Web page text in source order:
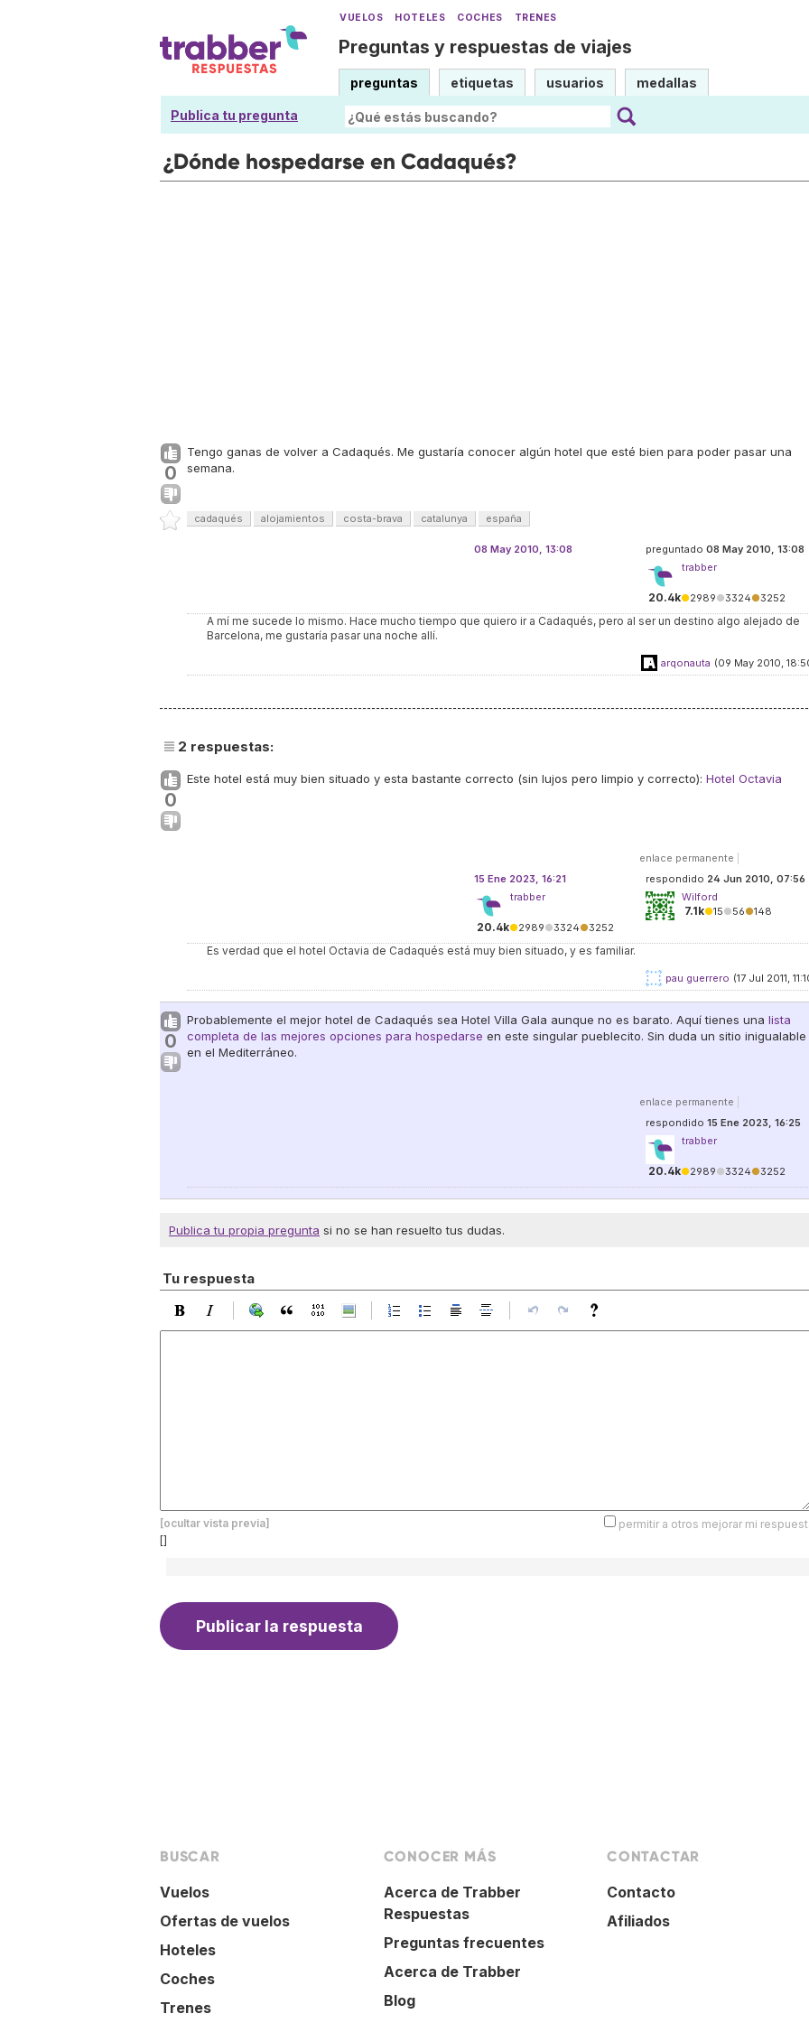
VUELOS HOTELES COCHES TRENES
Preguntas y respuestas de viajes
preguntas etiquetas usuarios medallas
Publica tu pregunta
¿Dónde hospedarse en Cadaqués?
0
Tengo ganas de volver a Cadaqués. Me gustaría conocer algún hotel que esté bien para poder pasar una
semana.
cadaqués alojamientos costa-brava catalunya españa
preguntado 08 May 2010, 13:08
trabber
20.4k●2989●3324●3252
08 May 2010, 13:08
A mí me sucede lo mismo. Hace mucho tiempo que quiero ir a Cadaqués, pero al ser un destino algo alejado de
Barcelona, me gustaría pasar una noche allí.
(09 May 2010,
arqonauta
2 respuestas:
0
Este hotel está muy bien situado y esta bastante correcto (sin lujos pero limpio y correcto): Hotel Octavia
enlace permanente
respondido 24 Jun 2010, 07:56
Wilford
7.1k●15●56●148
15 Ene 2023, 16:21
trabber
20.4k●2989●3324●3252
Es verdad que el hotel Octavia de Cadaqués está muy bien situado, y es familiar.
(17 Jul 2011,
pau guerrero
0
Probablemente el mejor hotel de Cadaqués sea Hotel Villa Gala aunque no es barato. Aquí tienes una lista
completa de las mejores opciones para hospedarse en este singular pueblecito. Sin duda un sitio inigualable
en el Mediterráneo.
enlace permanente
respondido 15 Ene 2023, 16:25
trabber
20.4k●2989●3324●3252
Publica tu propia pregunta si no se han resuelto tus dudas.
Tu respuesta
[ocultar vista previa]
permitir a otros mejorar mi
[]
BUSCAR
Vuelos
Ofertas de vuelos
Hoteles
Coches
Trenes
CONOCER MÁS
Acerca de Trabber
Respuestas
Preguntas frecuentes
Acerca de Trabber
Blog
CONTACTAR
Contacto
Afiliados